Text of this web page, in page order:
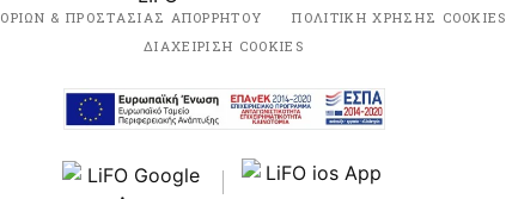
& ΠΡΟΣΤΑΣΙΑΣ ΑΠΟΡΡΗΤΟΥ
ΠΟΛΙΤΙΚΗ ΧΡΗΣΗΣ COOKIES
ΔΙΑΧΕΙΡΙΣΗ COOKIES